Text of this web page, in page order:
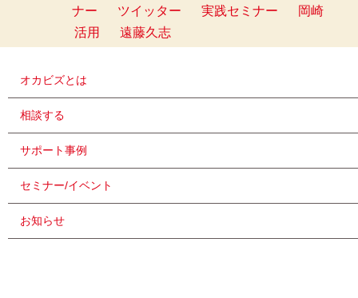
ナー
ツイッター 実践セミナー
岡崎
活用
遠藤久志
オカビズとは
相談する
サポート事例
セミナー/イベント
お知らせ